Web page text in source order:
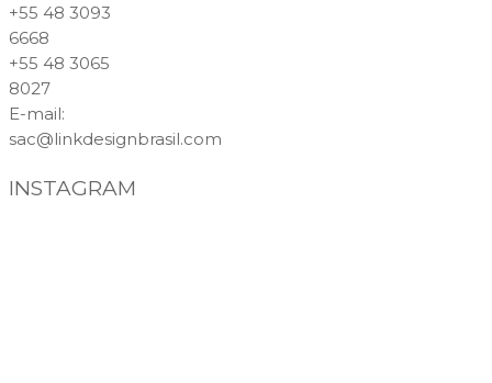
+55 48 3093
6668
+55 48 3065
8027
E-mail:
sac@linkdesignbrasil.com
INSTAGRAM